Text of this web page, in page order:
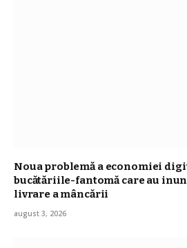
Noua problemă a economiei
bucătăriile-fantomă care au
livrare a mâncării
august 3, 2026